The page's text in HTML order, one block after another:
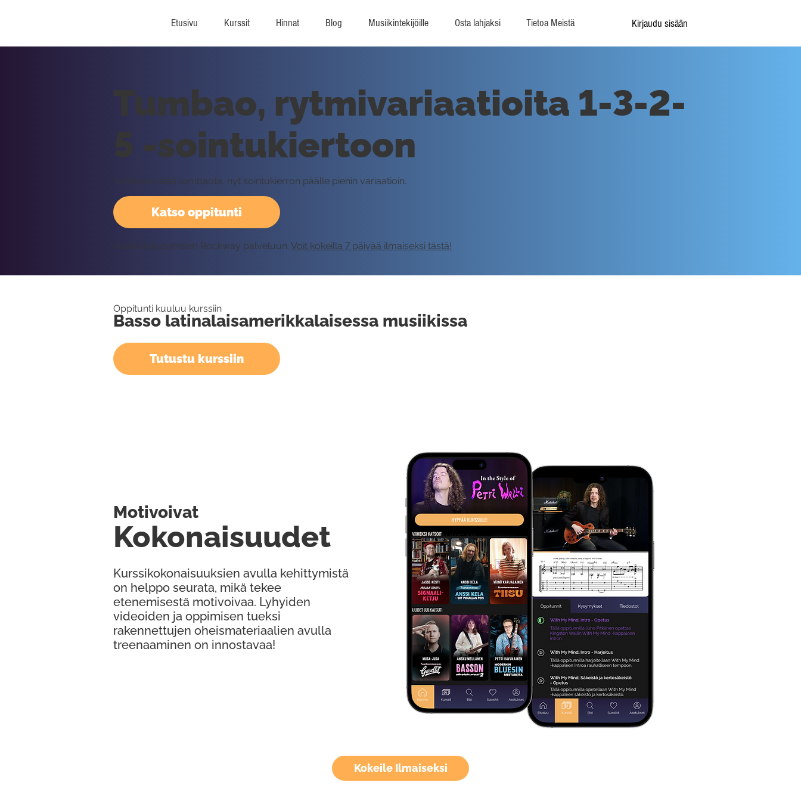
Etusivu Kurssit Hinnat Blog Musiikintekijöille Osta lahjaksi Tietoa Meistä Kirjaudu sisään
Kokeile Ilmaiseksi
Katso oppitunti
Tumbao, rytmivariaatioita 1-3-2-
5 -sointukiertoon
Soitetaan lisää tumbaota, nyt sointukierron päälle pienin variaatioin.
Vaatii kirjautumisen Rockway palveluun. Voit kokeilla 7 päivää ilmaiseksi tästä!
Oppitunti kuuluu kurssiin
Basso latinalaisamerikkalaisessa musiikissa
Tutustu kurssiin
Kurssikokonaisuuksien avulla kehittymistä
on helppo seurata, mikä tekee
etenemisestä motivoivaa. Lyhyiden
videoiden ja oppimisen tueksi
rakennettujen oheismateriaalien avulla
treenaaminen on innostavaa!
Kokonaisuudet
Motivoivat